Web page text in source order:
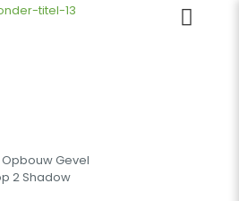
Opbouw Gevel
2 Shadow